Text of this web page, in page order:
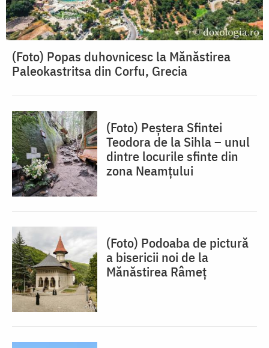
(Foto) Popas duhovnicesc la Mănăstirea
Paleokastritsa din Corfu, Grecia
(Foto) Peștera Sfintei
Teodora de la Sihla – unul
dintre locurile sfinte din
zona Neamțului
(Foto) Podoaba de pictură
a bisericii noi de la
Mănăstirea Râmeț